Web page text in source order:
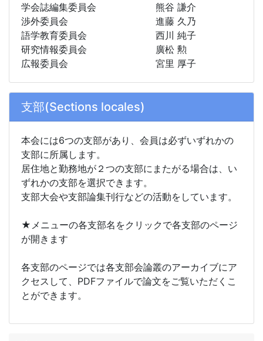
学会誌編集委員会
熊谷 謙介
渉外委員会
進藤 久乃
語学教育委員会
西川 純子
研究情報委員会
廣松 勲
広報委員会
宮里 厚子
支部(Sections locales)
本会には6つの支部があり、会員は必ずいずれかの
支部に所属します。
居住地と勤務地が２つの支部にまたがる場合は、い
ずれかの支部を選択できます。
支部大会や支部論集刊行などの活動をしています。
★メニューの各支部名をクリックで各支部のページ
が開きます
各支部のページでは各支部会論叢のアーカイブにア
クセスして、PDFファイルで論文をご覧いただくこ
とができます。